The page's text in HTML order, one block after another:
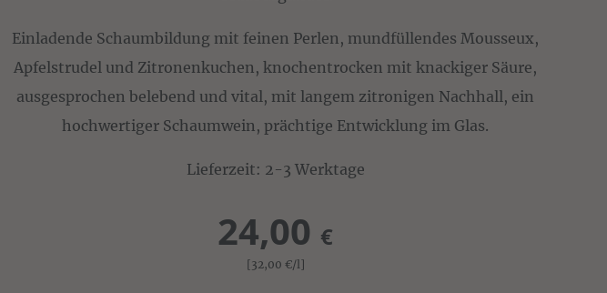
Einladende Schaumbildung mit feinen Perlen, mundfüllendes Mousseux,
Apfelstrudel und Zitronenkuchen, knochentrocken mit knackiger Säure,
ausgesprochen belebend und vital, mit langem zitronigen Nachhall, ein
hochwertiger Schaumwein, prächtige Entwicklung im Glas.
Lieferzeit: 2-3 Werktage
24,00 €
[32,00 €/l]